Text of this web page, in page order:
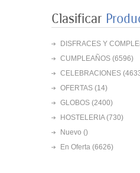
Clasificar
DISFRACES Y
CUMPLEAÑOS (6596)
CELEBRACIONES
OFERTAS (14)
GLOBOS (2400)
HOSTELERIA(730)
Nuevo ()
En Oferta (6626)